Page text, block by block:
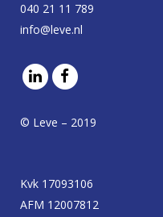
040 21 11 789
info@leve.nl
© Leve – 2019
Kvk 17093106
AFM 12007812